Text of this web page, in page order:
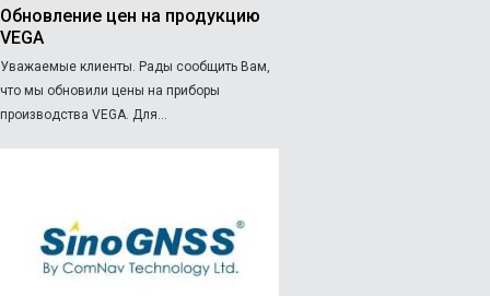
Обновление цен на продукцию
VEGA
Уважаемые клиенты. Рады сообщить Вам,
что мы обновили цены на приборы
производства VEGA. Для...